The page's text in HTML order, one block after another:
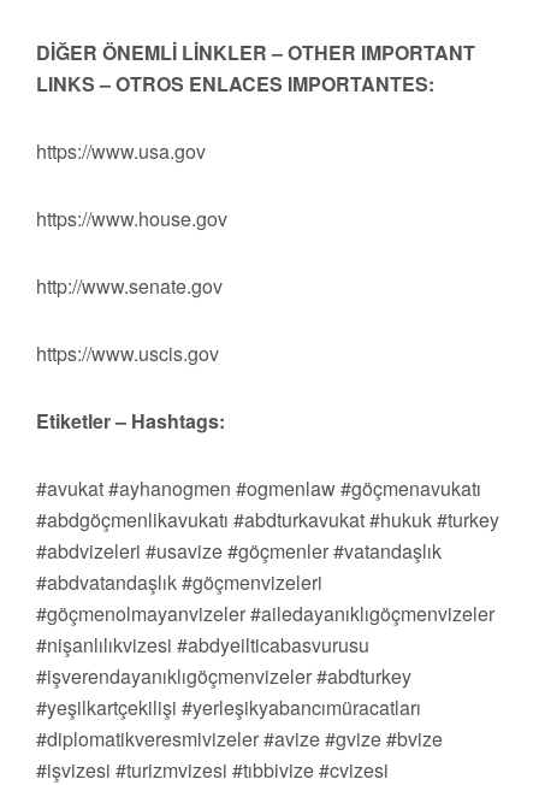
DİĞER ÖNEMLİ LİNKLER – OTHER IMPORTANT
LINKS – OTROS ENLACES IMPORTANTES:
https://www.usa.gov
https://www.house.gov
http://www.senate.gov
https://www.uscis.gov
Etiketler – Hashtags:
#avukat #ayhanogmen #ogmenlaw #göçmenavukatı
#abdgöçmenlikavukatı #abdturkavukat #hukuk #turkey
#abdvizeleri #usavize #göçmenler #vatandaşlık
#abdvatandaşlık #göçmenvizeleri
#göçmenolmayanvizeler #ailedayanıklıgöçmenvizeler
#nişanlılıkvizesi #abdyeilticabasvurusu
#işverendayanıklıgöçmenvizeler #abdturkey
#yeşilkartçekilişi #yerleşikyabancımüracatları
#diplomatikveresmivizeler #avize #gvize #bvize
#işvizesi #turizmvizesi #tıbbivize #cvizesi